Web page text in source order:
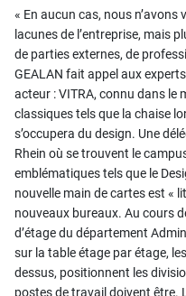
« En aucun cas, nous
lacunes de l’entreprise, mais
de parties externes, de
GEALAN fait appel aux
acteur : VITRA, connu dans le
classiques tels que la chaise
s’occupera du design. Une
Rhein où se trouvent le
emblématiques tels que le
nouvelle main de cartes est «
nouveaux bureaux. Au cours
d’étage du département
sur la table étage par étage,
dessus, positionnent les
postes de travail doivent être.